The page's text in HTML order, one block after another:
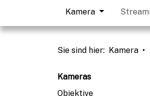
Kamera
Sie sind hier: Kamera
Kameras
Objektive